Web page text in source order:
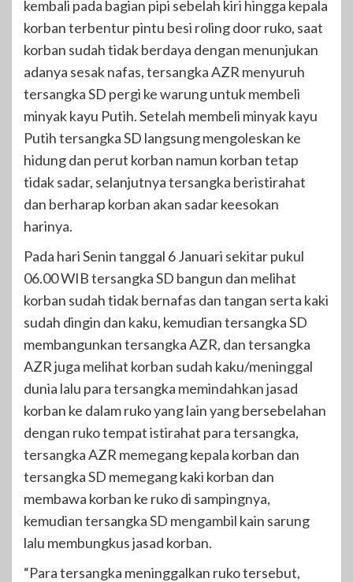
kembali pada bagian pipi sebelah kiri hingga kepala
korban terbentur pintu besi roling door ruko, saat
korban sudah tidak berdaya dengan menunjukan
adanya sesak nafas, tersangka AZR menyuruh
tersangka SD pergi ke warung untuk membeli
minyak kayu Putih. Setelah membeli minyak kayu
Putih tersangka SD langsung mengoleskan ke
hidung dan perut korban namun korban tetap
tidak sadar, selanjutnya tersangka beristirahat
dan berharap korban akan sadar keesokan
harinya.
Pada hari Senin tanggal 6 Januari sekitar pukul
06.00 WIB tersangka SD bangun dan melihat
korban sudah tidak bernafas dan tangan serta kaki
sudah dingin dan kaku, kemudian tersangka SD
membangunkan tersangka AZR, dan tersangka
AZR juga melihat korban sudah kaku/meninggal
dunia lalu para tersangka memindahkan jasad
korban ke dalam ruko yang lain yang bersebelahan
dengan ruko tempat istirahat para tersangka,
tersangka AZR memegang kepala korban dan
tersangka SD memegang kaki korban dan
membawa korban ke ruko di sampingnya,
kemudian tersangka SD mengambil kain sarung
lalu membungkus jasad korban.
“Para tersangka meninggalkan ruko tersebut,